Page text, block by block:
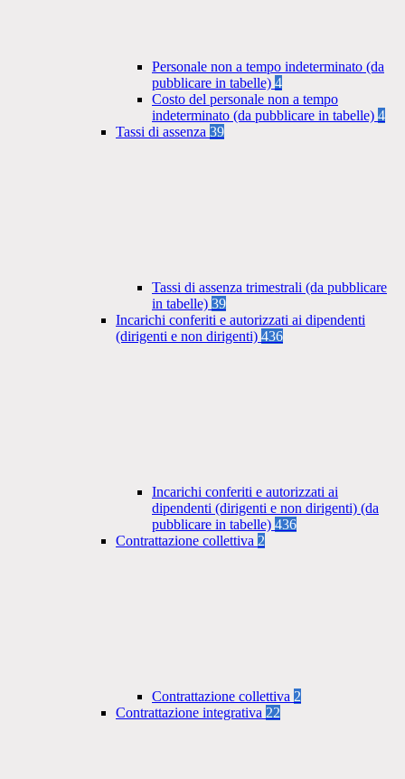
Personale non a tempo indeterminato (da
pubblicare in tabelle) 4
Costo del personale non a tempo
indeterminato (da pubblicare in tabelle) 4
Tassi di assenza 39
Tassi di assenza trimestrali (da pubblicare
in tabelle) 39
Incarichi conferiti e autorizzati ai dipendenti
(dirigenti e non dirigenti) 436
Incarichi conferiti e autorizzati ai
dipendenti (dirigenti e non dirigenti) (da
pubblicare in tabelle) 436
Contrattazione collettiva 2
Contrattazione collettiva 2
Contrattazione integrativa 22